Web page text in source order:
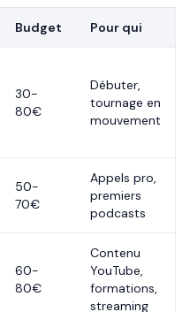
Budget Pour qui
30-
80€
Débuter,
tournage en
mouvement
50-
70€
Appels pro,
premiers
podcasts
60-
80€
Contenu
YouTube,
formations,
streaming